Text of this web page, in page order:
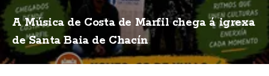
A Música de Costa de Marfil chega á igrexa
de Santa Baia de Chacín